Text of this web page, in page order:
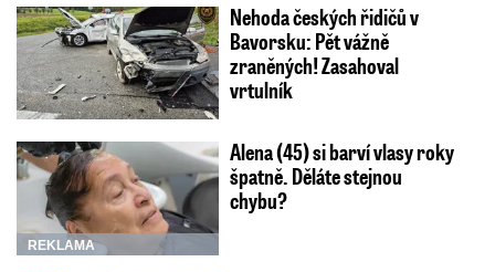
Nehoda českých řidičů v
Bavorsku: Pět vážně
zraněných! Zasahoval
vrtulník
REKLAMA
Alena (45) si barví vlasy roky
špatně. Děláte stejnou
chybu?